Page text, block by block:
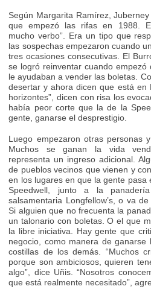
Según Margarita Ramírez,
que empezó las rifas en 1988.
mucho verbo”. Era un tipo que
las sospechas empezaron cuando
tres ocasiones consecutivas. El
se logró reinventar cuando
le ayudaban a vender las boletas.
desertar y ahora dicen que está en
horizontes”, dicen con risa los
había peor corte que la de la
gente, ganarse el desprestigio.
Luego empezaron otras personas
Muchos se ganan la vida
representa un ingreso adicional.
de pueblos vecinos que vienen y
en los lugares en que la gente pasa
Speedwell, junto a la
salsamentaria Longfellow’s, o va
Si alguien que no frecuenta la
un talonario con boletas. O el que
la libre iniciativa. Hay gente que
negocio, como manera de
costillas de los demás. “Muchos
porque son ambiciosos, quieren
algo”, dice Uñis. “Nosotros
que está realmente necesitado”,